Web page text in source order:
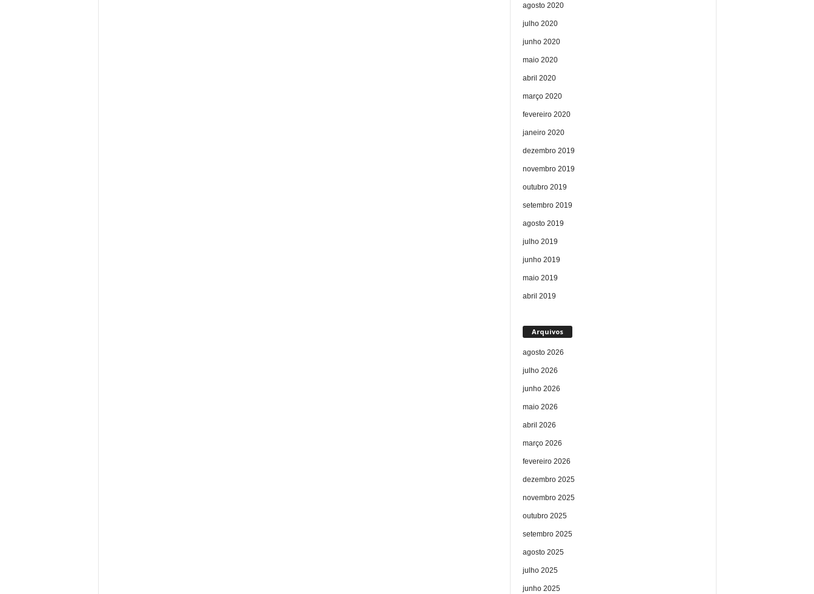
agosto 2020
julho 2020
junho 2020
maio 2020
abril 2020
março 2020
fevereiro 2020
janeiro 2020
dezembro 2019
novembro 2019
outubro 2019
setembro 2019
agosto 2019
julho 2019
junho 2019
maio 2019
abril 2019
Arquivos
agosto 2026
julho 2026
junho 2026
maio 2026
abril 2026
março 2026
fevereiro 2026
dezembro 2025
novembro 2025
outubro 2025
setembro 2025
agosto 2025
julho 2025
junho 2025